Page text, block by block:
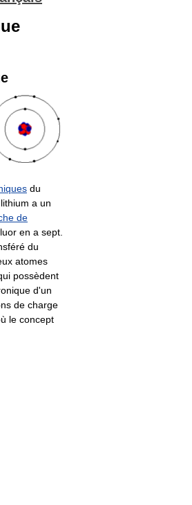
du
a un
de
en a sept.
du
atomes
possèdent
d'un
de charge
le concept